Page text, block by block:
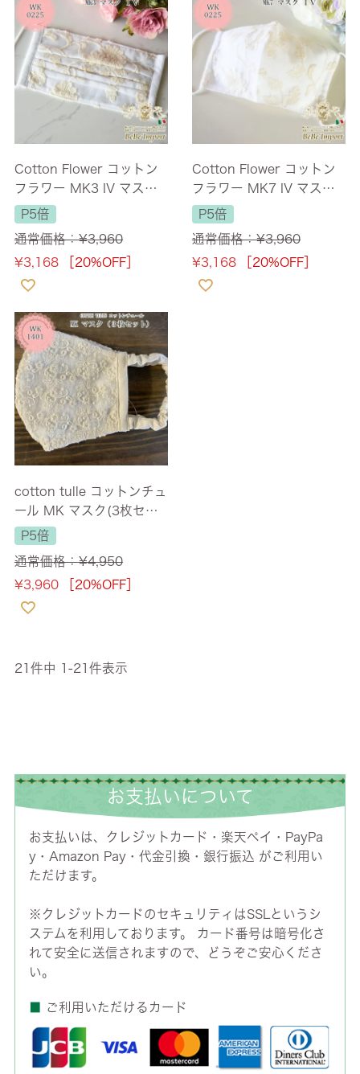
Cotton Flower コットン
フラワー MK3 IV マスク
(3枚セット)
P5倍
通常価格：¥3,960
¥3,168 ［20%OFF］
Cotton Flower コットン
フラワー MK7 IV マスク
(3枚セット)
P5倍
通常価格：¥3,960
¥3,168 ［20%OFF］
cotton tulle コットンチュ
ール MK マスク(3枚セッ
ト)P5倍
通常価格：¥4,950
¥3,960 ［20%OFF］
21 件中 1 -21 件表示
お支払いについて
お支払いは、クレジットカード・楽天ペイ・PayPa
y・Amazon Pay・代金引換・銀行振込 がご利用い
ただけます。
※クレジットカードのセキュリティはSSLというシ
ステムを利用しております。 カード番号は暗号化さ
れて安全に送信されますので、どうぞご安心くださ
い。
ご利用いただけるカード